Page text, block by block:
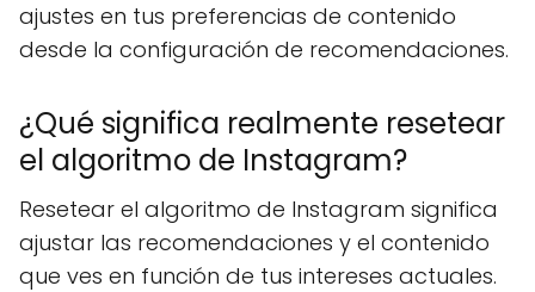
ajustes en tus preferencias de contenido
desde la configuración de recomendaciones.
¿Qué significa realmente resetear
el algoritmo de Instagram?
Resetear el algoritmo de Instagram significa
ajustar las recomendaciones y el contenido
que ves en función de tus intereses actuales.